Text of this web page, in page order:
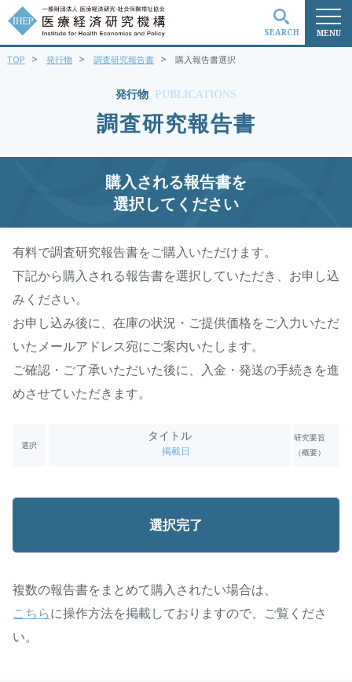
MENU
SEARCH
発行物 PUBLICATIONS
調査研究報告書
TOP > 発行物 > 調査研究報告書 > 購入報告書選択
購入される報告書を
選択してください
有料で調査研究報告書をご購入いただけます。
下記から購入される報告書を選択していただき、お申し込
みください。
お申し込み後に、在庫の状況・ご提供価格をご入力いただ
いたメールアドレス宛にご案内いたします。
ご確認・ご了承いただいた後に、入金・発送の手続きを進
めさせていただきます。
選択
タイトル
掲載日
研究要旨
（概要）
複数の報告書をまとめて購入されたい場合は、
こちらに操作方法を掲載しておりますので、ご覧くださ
い。